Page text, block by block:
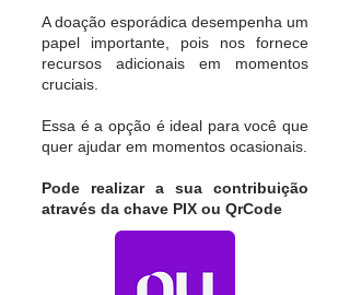
A doação esporádica desempenha um
papel importante, pois nos fornece
recursos adicionais em momentos
cruciais.
Essa é a opção é ideal para você que
quer ajudar em momentos ocasionais.
Pode realizar a sua contribuição
através da chave PIX ou QrCode